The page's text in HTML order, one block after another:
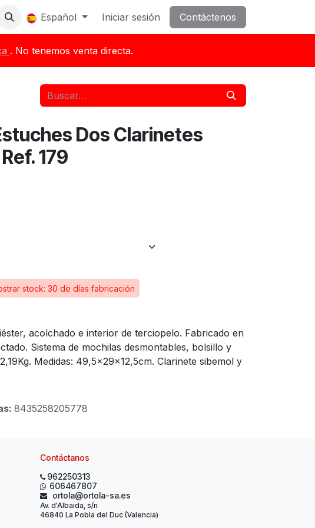
Español Iniciar sesión Contáctenos
. No tenemos venta directa.
Dos Clarinetes
179
stock: 30 de días fabricación
acolchado e interior de terciopelo. Fabricado en
Sistema de mochilas desmontables, bolsillo y
Medidas: 49,5x29x12,5cm. Clarinete sibemol y
8435258205778
Contáctanos
962250313
606467807
ortola@ortola-sa.es
Av. d'Albaida, s/n
46840 La Pobla del Duc (Valencia)